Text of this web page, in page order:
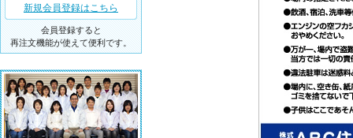
新規会員登録はこちら
会員登録すると
再注文機能が使えて便利です。